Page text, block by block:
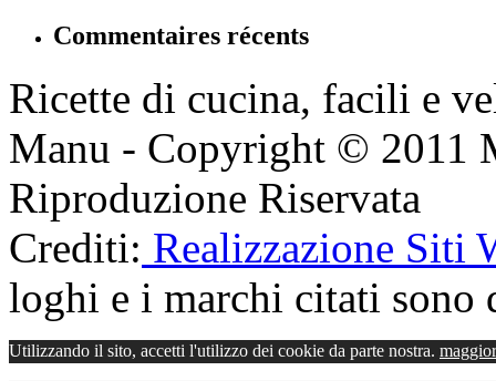
Commentaires récents
Ricette di cucina, facili e
Manu - Copyright © 2011
Riproduzione Riservata
Crediti: Realizzazione Siti
loghi e i marchi citati
Utilizzando il sito, accetti l'utilizzo dei cookie da parte nostra.